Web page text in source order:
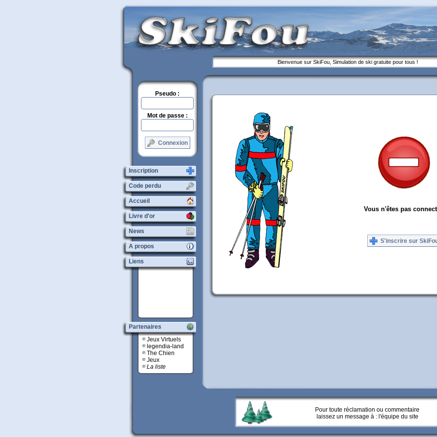
Bienvenue sur SkiFou, Simulation de ski gratuite pour tous !
Vous n'êtes pas
S'inscrire sur
Pseudo :
Mot de passe :
Connexion
Inscription
Code perdu
Accueil
Livre d'or
News
A propos
Liens
Partenaires
Jeux Virtuels
legendia-land
The Chien
Jeux
La liste
Pour toute réclamation ou commentaire
laissez un message à : l'équipe du site